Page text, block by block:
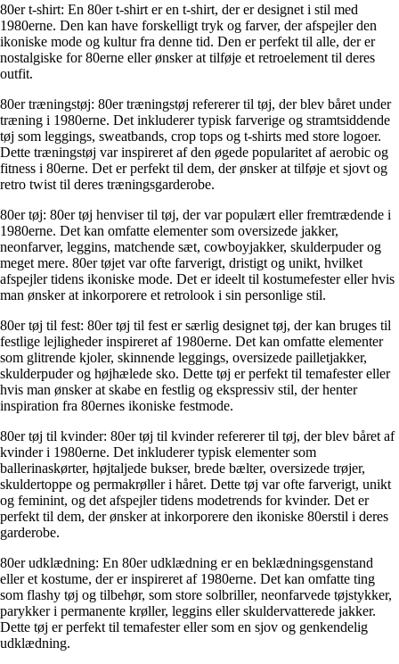
80er t-shirt: En 80er t-shirt er en t-shirt, der er designet i stil med
1980erne. Den kan have forskelligt tryk og farver, der afspejler den
ikoniske mode og kultur fra denne tid. Den er perfekt til alle, der er
nostalgiske for 80erne eller ønsker at tilføje et retroelement til deres
outfit.
80er træningstøj: 80er træningstøj refererer til tøj, der blev båret under
træning i 1980erne. Det inkluderer typisk farverige og stramtsiddende
tøj som leggings, sweatbands, crop tops og t-shirts med store logoer.
Dette træningstøj var inspireret af den øgede popularitet af aerobic og
fitness i 80erne. Det er perfekt til dem, der ønsker at tilføje et sjovt og
retro twist til deres træningsgarderobe.
80er tøj: 80er tøj henviser til tøj, der var populært eller fremtrædende i
1980erne. Det kan omfatte elementer som oversizede jakker,
neonfarver, leggins, matchende sæt, cowboyjakker, skulderpuder og
meget mere. 80er tøjet var ofte farverigt, dristigt og unikt, hvilket
afspejler tidens ikoniske mode. Det er ideelt til kostumefester eller hvis
man ønsker at inkorporere et retrolook i sin personlige stil.
80er tøj til fest: 80er tøj til fest er særlig designet tøj, der kan bruges til
festlige lejligheder inspireret af 1980erne. Det kan omfatte elementer
som glitrende kjoler, skinnende leggings, oversizede pailletjakker,
skulderpuder og højhælede sko. Dette tøj er perfekt til temafester eller
hvis man ønsker at skabe en festlig og ekspressiv stil, der henter
inspiration fra 80ernes ikoniske festmode.
80er tøj til kvinder: 80er tøj til kvinder refererer til tøj, der blev båret af
kvinder i 1980erne. Det inkluderer typisk elementer som
ballerinaskørter, højtaljede bukser, brede bælter, oversizede trøjer,
skuldertoppe og permakrøller i håret. Dette tøj var ofte farverigt, unikt
og feminint, og det afspejler tidens modetrends for kvinder. Det er
perfekt til dem, der ønsker at inkorporere den ikoniske 80erstil i deres
garderobe.
80er udklædning: En 80er udklædning er en beklædningsgenstand
eller et kostume, der er inspireret af 1980erne. Det kan omfatte ting
som flashy tøj og tilbehør, som store solbriller, neonfarvede tøjstykker,
parykker i permanente krøller, leggins eller skuldervatterede jakker.
Dette tøj er perfekt til temafester eller som en sjov og genkendelig
udklædning.